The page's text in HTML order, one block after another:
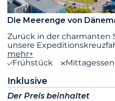
Die Meerenge von
Zurück in der charmanten
unsere
mehr+
Frühstück
Mittagessen
Inklusive
Der Preis beinhaltet